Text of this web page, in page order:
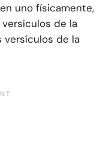
uno físicamente,
de la
versículos de la